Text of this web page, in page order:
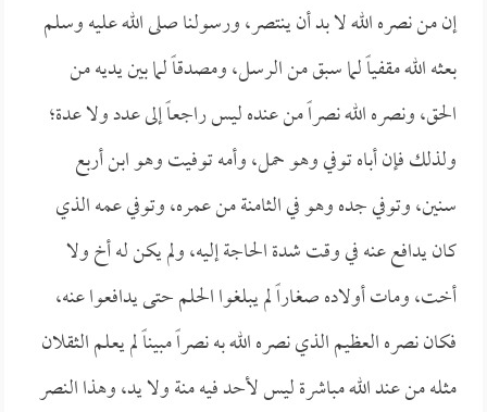
إن من نصره الله لا بد أن ينتصر، ورسولنا صلى الله عليه وسلم
بعثه الله مقفياً لما سبق من الرسل، ومصدقاً لما بين يديه من
الحق، ونصره الله نصراً من عنده ليس راجعاً إلى عدد ولا عدة؛
ولذلك فإن أباه توفي وهو حمل، وأمه توفيت وهو ابن أربع
سنين، وتوفي جده وهو في الثامنة من عمره، وتوفي عمه الذي
كان يدافع عنه في وقت شدة الحاجة إليه، ولم يكن له أخ ولا
أخت، ومات أولاده صغاراً لم يبلغوا الحلم حتى يدافعوا عنه،
فكان نصره العظيم الذي نصره الله به نصراً مبيناً لم يعلم الثقلان
مثله من عند الله مباشرة ليس لأحد فيه منة ولا يد، وهذا النصر